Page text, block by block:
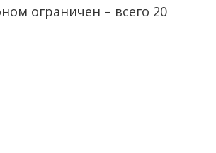
ограничен – всего 20